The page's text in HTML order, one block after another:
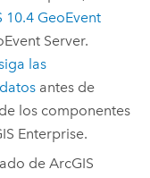
10.4 GeoEvent
Server.
las
antes de
los componentes
Enterprise.
deArcGIS